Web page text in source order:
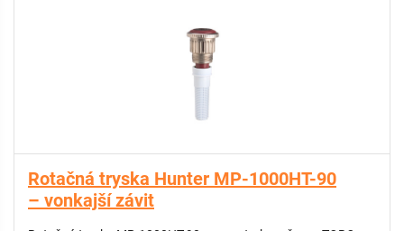
Rotačná tryska Hunter MP-1000HT-90
– vonkajší závit